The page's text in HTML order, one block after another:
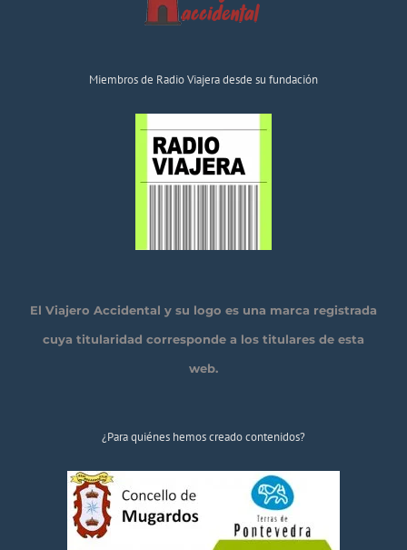
Miembros de Radio Viajera desde su fundación
El Viajero Accidental y su logo es una marca registrada
cuya titularidad corresponde a los titulares de esta
web.
¿Para quiénes hemos creado contenidos?